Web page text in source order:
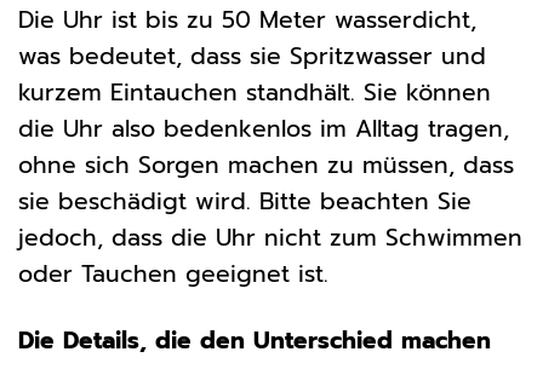
Die Uhr ist bis zu 50 Meter wasserdicht,
was bedeutet, dass sie Spritzwasser und
kurzem Eintauchen standhält. Sie können
die Uhr also bedenkenlos im Alltag tragen,
ohne sich Sorgen machen zu müssen, dass
sie beschädigt wird. Bitte beachten Sie
jedoch, dass die Uhr nicht zum Schwimmen
oder Tauchen geeignet ist.
Die Details, die den Unterschied machen